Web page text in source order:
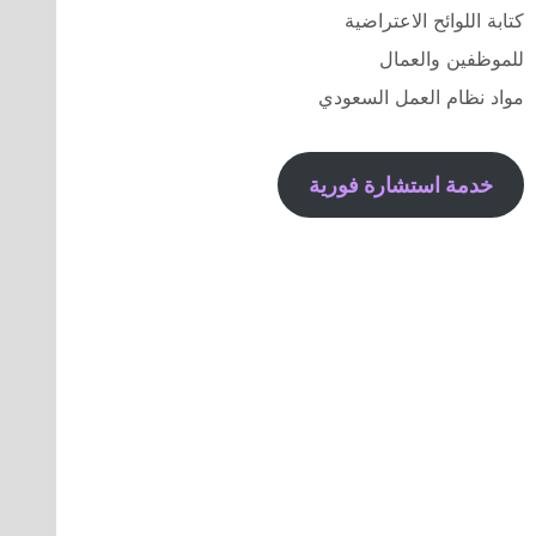
كتابة اللوائح الاعتراضية
للموظفين والعمال
مواد نظام العمل السعودي
خدمة استشارة فورية